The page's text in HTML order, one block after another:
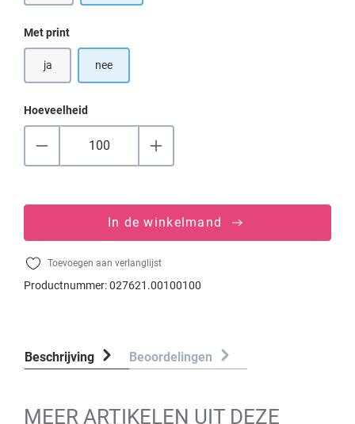
Selecteer
Met print
ja nee
Hoeveelheid
In de winkelmand
Toevoegen aan verlanglijst
Productnummer:027621.00100100
Beschrijving Beoordelingen
MEER ARTIKELEN UIT DEZE